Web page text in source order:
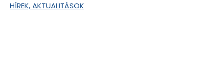
HÍREK, AKTUALITÁSOK